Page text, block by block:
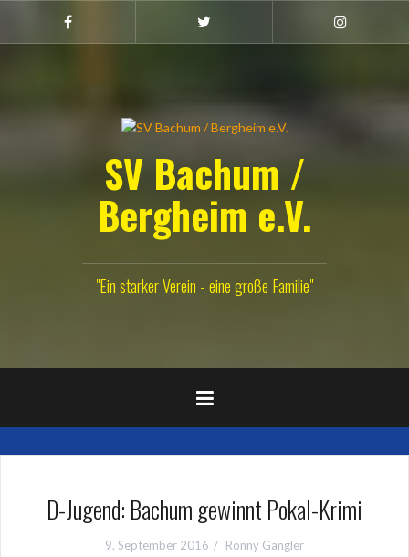
springen
Facebook
Instagram
(Damen)
SV Bachum /
Bergheim e.V.
"Ein starker Verein - eine große Familie"
D-Jugend: Bachum gewinnt Pokal-Krimi
9. September 2016 Ronny Gängler